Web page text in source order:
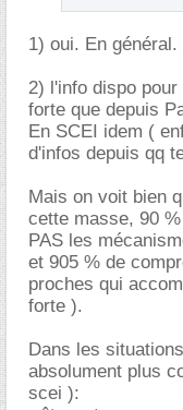
1) oui. En général.
2) l'info dispo
forte que depuis
En SCEI idem (
d'infos depuis qq
Mais on voit bien
cette masse, 90
PAS les
et 905 % de
proches qui
forte ).
Dans les
absolument plus
scei ):